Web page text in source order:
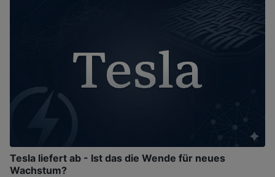
Tesla liefert ab - Ist das die Wende für neues
Wachstum?